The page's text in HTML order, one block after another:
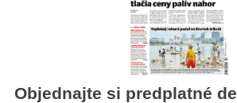
Objednajte si predplatné